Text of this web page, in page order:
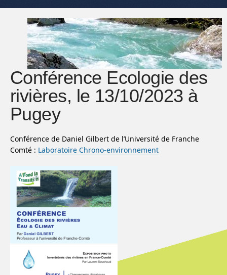
Conférence Ecologie des
rivières, le 13/10/2023 à
Pugey
Conférence de Daniel Gilbert de l’Université de Franche
Comté : Laboratoire Chrono-environnement